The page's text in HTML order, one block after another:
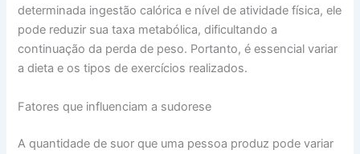
determinada ingestão calórica e nível de atividade física, ele
pode reduzir sua taxa metabólica, dificultando a
continuação da perda de peso. Portanto, é essencial variar
a dieta e os tipos de exercícios realizados.
Fatores que influenciam a sudorese
A quantidade de suor que uma pessoa produz pode variar